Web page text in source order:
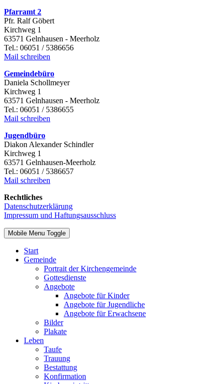
Pfarramt 2
Pfr. Ralf Göbert
Kirchweg 1
63571 Gelnhausen - Meerholz
Tel.: 06051 / 5386656
Mail schreiben
Gemeindebüro
Daniela Schollmeyer
Kirchweg 1
63571 Gelnhausen - Meerholz
Tel.: 06051 / 5386655
Mail schreiben
Jugendbüro
Diakon Alexander Schindler
Kirchweg 1
63571 Gelnhausen-Meerholz
Tel.: 06051 / 5386657
Mail schreiben
Rechtliches
Datenschutzerklärung
Impressum und Haftungsausschluss
Mobile Menu Toggle
Start
Gemeinde
Portrait der Kirchengemeinde
Gottesdienste
Angebote
Angebote für Kinder
Angebote für Jugendliche
Angebote für Erwachsene
Bilder
Plakate
Leben
Taufe
Trauung
Bestattung
Konfirmation